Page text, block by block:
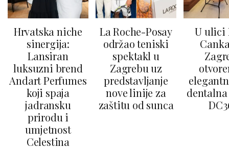
Hrvatska niche
sinergija:
Lansiran
luksuzni brend
Andart Perfumes
koji spaja
jadransku
prirodu i
umjetnost
Celestina
La Roche-Posay
održao teniski
spektakl u
Zagrebu uz
predstavljanje
nove linije za
zaštitu od sunca
U ulici